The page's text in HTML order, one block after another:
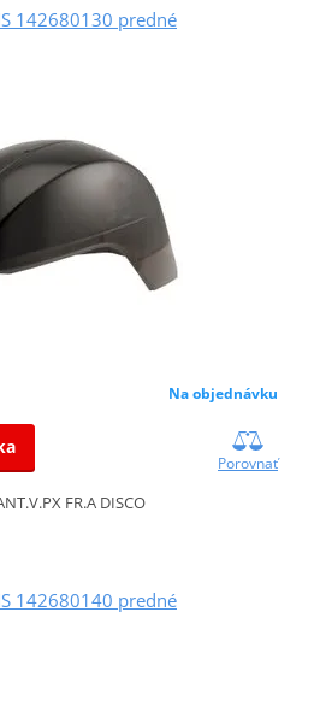
142680130 predné
Na objednávku
Porovnať
FR.A DISCO
142680140 predné